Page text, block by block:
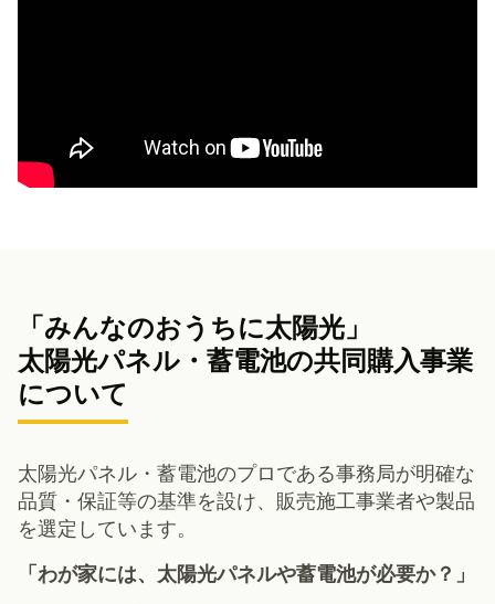
「みんなのおうちに太陽光」
太陽光パネル・蓄電池の共同購入事業
について
太陽光パネル・蓄電池のプロである事務局が明確な
品質・保証等の基準を設け、販売施工事業者や製品
を選定しています。
「わが家には、太陽光パネルや蓄電池が必要か？」